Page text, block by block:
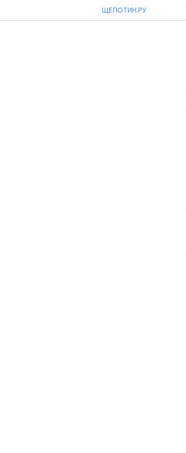
ЩЕПОТИН.РУ